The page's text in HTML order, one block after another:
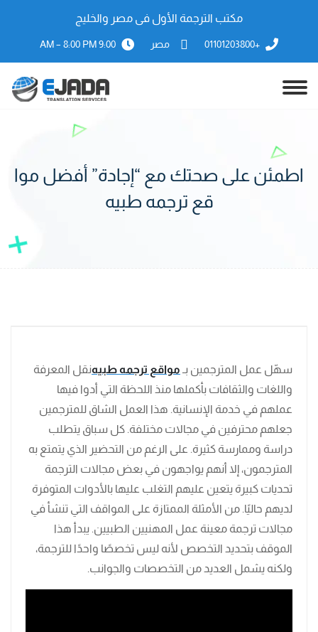
مكتب الترجمة الأول فى مصر والخليج
+01101203800 مصر 9:00 AM – 8:00 PM
اطمئن على صحتك مع “إجادة” أفضل موا
قع ترجمه طبيه
سهّل عمل المترجمين بـ مواقع ترجمه طبيهنقل المعرفة
واللغات والثقافات بأكملها منذ اللحظة التي أدوا فيها
عملهم في خدمة الإنسانية. هذا العمل الشاق للمترجمين
جعلهم محترفين في مجالات مختلفة. كل سباق يتطلب
دراسة وممارسة كثيرة. على الرغم من التحضير الذي يتمتع به
المترجمون، إلا أنهم يواجهون في بعض مجالات الترجمة
تحديات كبيرة يتعين عليهم التغلب عليها بالأدوات المتوفرة
لديهم حاليًا. من الأمثلة الممتازة على المواقف التي تنشأ في
مجالات ترجمة معينة عمل المهنيين الطبيين. يبدأ هذا
الموقف بتحديد التخصص لأنه ليس تخصصًا واحدًا للترجمة،
ولكنه يشمل العديد من التخصصات والجوانب.